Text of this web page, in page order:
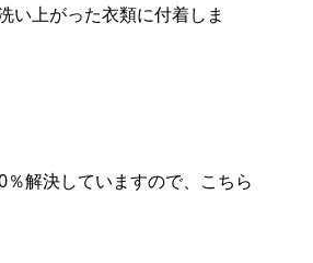
上がった衣類に付着しま
解決していますので、こちら